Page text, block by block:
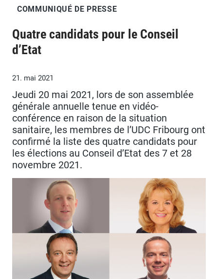
COMMUNIQUÉ DE PRESSE
Quatre candidats pour le Conseil
d’Etat
21. mai 2021
Jeudi 20 mai 2021, lors de son assemblée
générale annuelle tenue en vidéo-
conférence en raison de la situation
sanitaire, les membres de l’UDC Fribourg ont
confirmé la liste des quatre candidats pour
les élections au Conseil d’Etat des 7 et 28
novembre 2021.